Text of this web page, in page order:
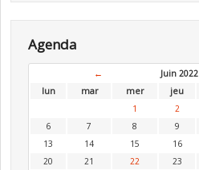
Agenda
← Juin 2022
lun
mar mer jeu
1
2
6
7 8 9
13
14 15 16
20
21 22 23